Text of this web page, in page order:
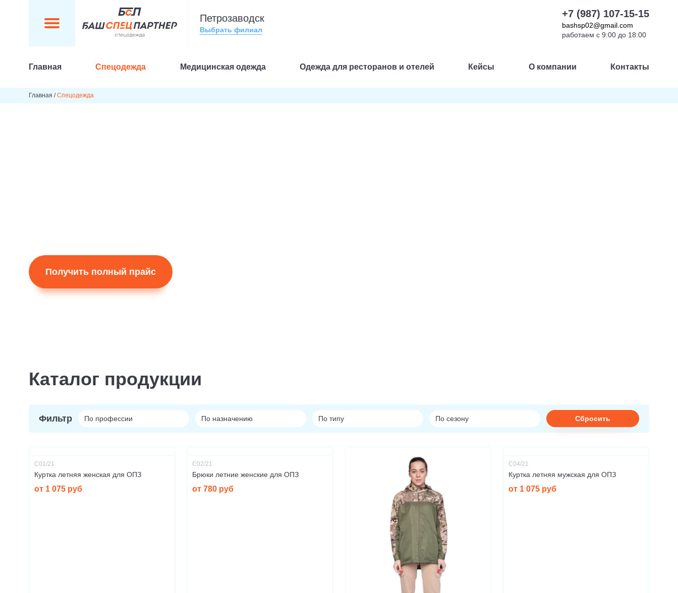
Петрозаводск
Выбрать филиал
+7 (987) 107-15-15
bashsp02@gmail.com
работаем с 9:00 до 18:00
Главная Спецодежда Медицинская одежда Одежда для ресторанов и отелей Кейсы О компании Контакты
Главная /Спецодежда
Получить полный прайс
Каталог продукции
Фильтр Сбросить
С01/21
Куртка летняя женская для ОПЗ
от 1 075 руб
С02/21
Брюки летние женские для ОПЗ
от 780 руб
С04/21
Куртка летняя мужская для ОПЗ
от 1 075 руб